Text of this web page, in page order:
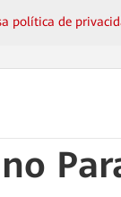
política de